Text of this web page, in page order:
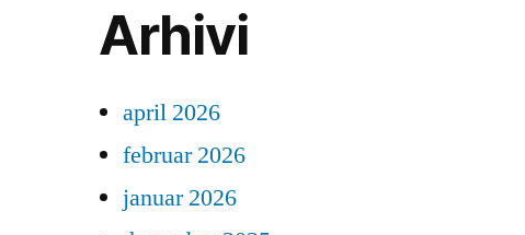
Arhivi
april 2026
februar 2026
januar 2026